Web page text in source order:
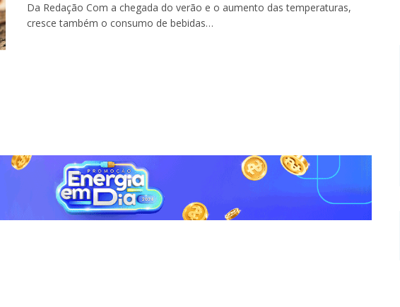
Da Redação Com a chegada do verão e o aumento das temperaturas,
cresce também o consumo de bebidas…